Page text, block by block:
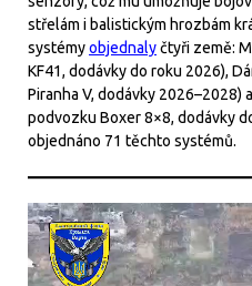
střelám i balistickým hrozbám
systémyobjednalyčtyři země:
KF41, dodávky do roku 2026),
Piranha V, dodávky 2026–2028)
podvozku Boxer 8×8, dodávky
objednáno 71 těchto systémů.